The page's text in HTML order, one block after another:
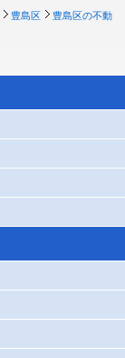
豊島区
豊島区の不動